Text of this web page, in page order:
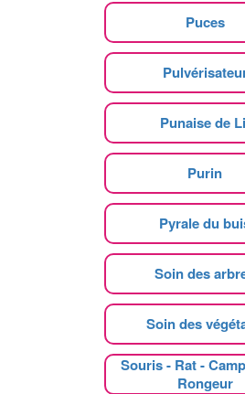
Puces
Punaise de
Purin
Pyrale du
Soin des
Soin des
Souris - Rat -
Rongeur